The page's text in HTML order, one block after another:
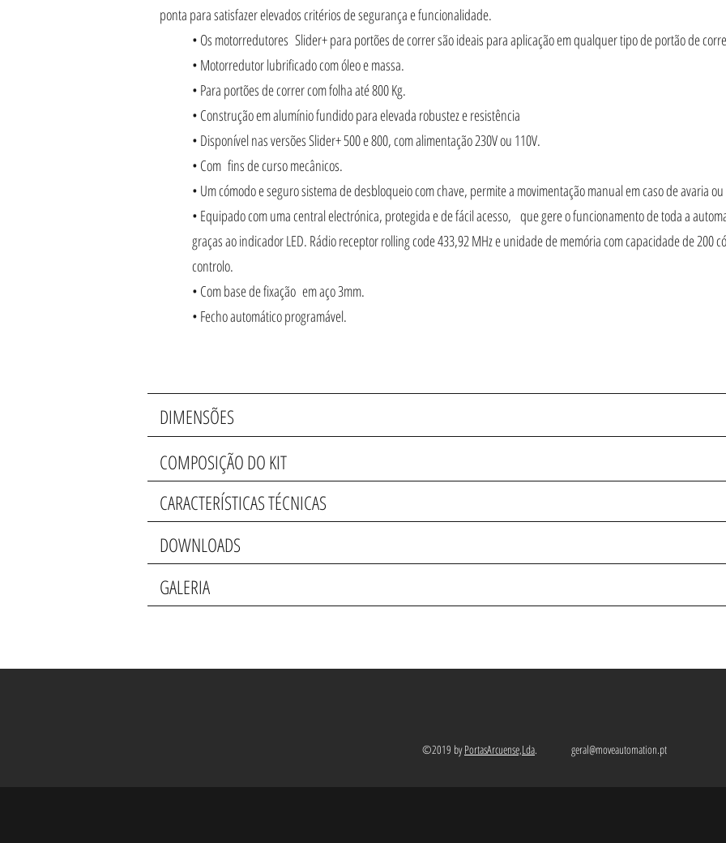
ponta para satisfazer elevados critérios de segurança e funcionalidade.
• Os motorredutores Slider+ para portões de correr são ideais para aplicação em qualquer tipo de portão de
• Motorredutor lubrificado com óleo e massa.
• Para portões de correr com folha até 800 Kg.
• Construção em alumínio fundido para elevada robustez e resistência
• Disponível nas versões Slider+ 500 e 800, com alimentação 230V ou 110V.
• Com fins de curso mecânicos.
• Um cómodo e seguro sistema de desbloqueio com chave, permite a movimentação manual em caso de avaria
• Equipado com uma central electrónica, protegida e de fácil acesso, que gere o funcionamento de toda a
graças ao indicador LED. Rádio receptor rolling code 433,92 MHz e unidade de memória com capacidade de 200
controlo.
• Com base de fixação em aço 3mm.
• Fecho automático programável.
DIMENSÕES
COMPOSIÇÃO DO KIT
CARACTERÍSTICAS TÉCNICAS
DOWNLOADS
GALERIA
©2019 byPortasArcuense,Lda. geral@moveautomation.pt